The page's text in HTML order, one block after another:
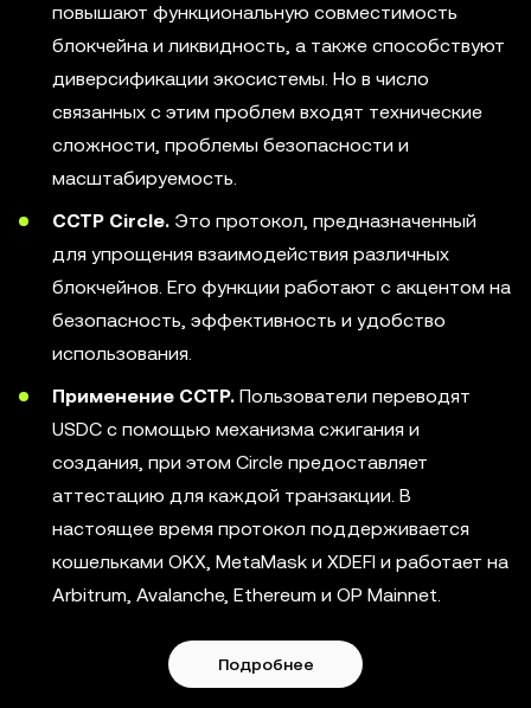
повышают функциональную совместимость
блокчейна и ликвидность, а также способствуют
диверсификации экосистемы. Но в число
связанных с этим проблем входят технические
сложности, проблемы безопасности и
масштабируемость.
CCTP Circle. Это протокол, предназначенный
для упрощения взаимодействия различных
блокчейнов. Его функции работают с акцентом на
безопасность, эффективность и удобство
использования.
Применение CCTP. Пользователи переводят
USDC с помощью механизма сжигания и
создания, при этом Circle предоставляет
аттестацию для каждой транзакции. В
настоящее время протокол поддерживается
кошельками OKX, MetaMask и XDEFI и работает на
Arbitrum, Avalanche, Ethereum и OP Mainnet.
Подробнее